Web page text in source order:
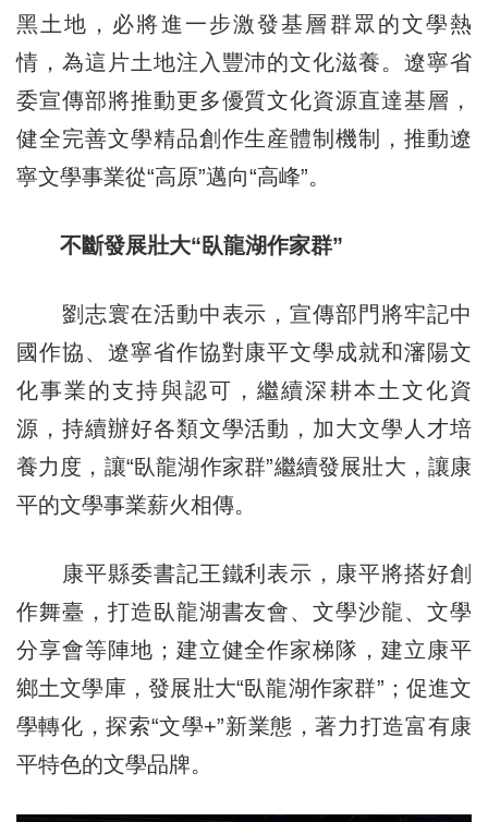
黑土地，必將進一步激發基層群眾的文學熱
情，為這片土地注入豐沛的文化滋養。遼寧省
委宣傳部將推動更多優質文化資源直達基層，
健全完善文學精品創作生産體制機制，推動遼
寧文學事業從“高原”邁向“高峰”。
不斷發展壯大“臥龍湖作家群”
劉志寰在活動中表示，宣傳部門將牢記中
國作協、遼寧省作協對康平文學成就和瀋陽文
化事業的支持與認可，繼續深耕本土文化資
源，持續辦好各類文學活動，加大文學人才培
養力度，讓“臥龍湖作家群”繼續發展壯大，讓康
平的文學事業薪火相傳。
康平縣委書記王鐵利表示，康平將搭好創
作舞臺，打造臥龍湖書友會、文學沙龍、文學
分享會等陣地；建立健全作家梯隊，建立康平
鄉土文學庫，發展壯大“臥龍湖作家群”；促進文
學轉化，探索“文學+”新業態，著力打造富有康
平特色的文學品牌。